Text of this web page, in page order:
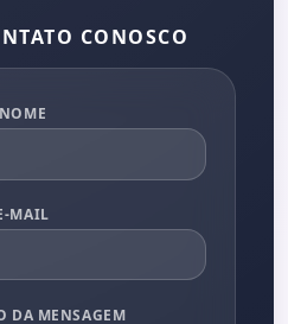
CONOSCO
NOME
MAIL
DA MENSAGEM